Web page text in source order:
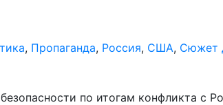
, Пропаганда, Россия, США, Сюжет
по итогам конфликта с